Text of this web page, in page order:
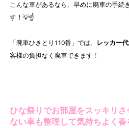
こんな車があるなら、早めに廃車の手続
す！💡☝️
「廃車ひきとり110番」では、 レッカー
客様の負担なく廃車できます！
ひな祭りでお部屋をスッキリ
ない車も整理して気持ちよく春